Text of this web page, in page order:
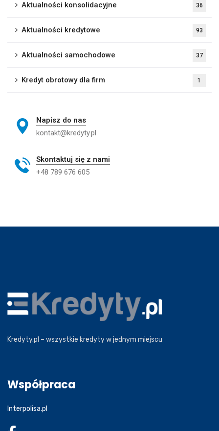
Aktualności konsolidacyjne 36
Aktualności kredytowe 93
Aktualności samochodowe 37
Kredyt obrotowy dla firm 1
Napisz do nas
kontakt@kredyty.pl
Skontaktuj się z nami
+48 789 676 605
Kredyty.pl – wszystkie kredyty w jednym miejscu
Współpraca
Interpolisa.pl